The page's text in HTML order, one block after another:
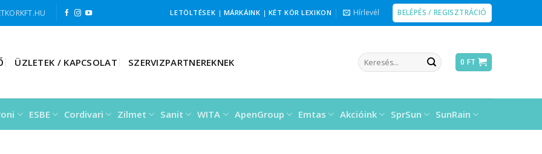
LETÖLTÉSEK | MÁRKÁINK | KÉT KÖR LEXIKON Hírlevél BELÉPÉS / REGISZTRÁCIÓ
ÜZLETEK / KAPCSOLAT SZERVIZPARTNEREKNEK
Keresés
a
0 FT
ESBE Cordivari Zilmet Sanit WITA ApenGroup Emtas Akcióink SprSun SunRain